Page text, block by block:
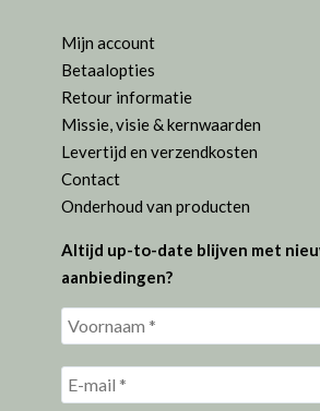
Mijn account
Betaalopties
Retour informatie
Missie, visie & kernwaarden
Levertijd en verzendkosten
Contact
Onderhoud van producten
Altijd up-to-date blijven met
aanbiedingen?